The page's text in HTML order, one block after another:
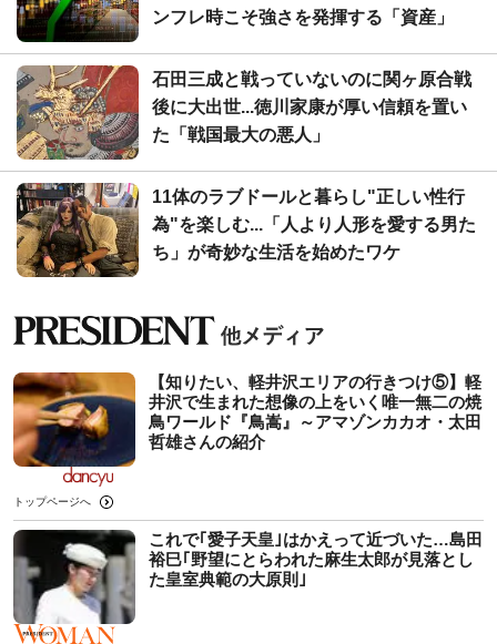
ンフレ時こそ強さを発揮する「資産」
石田三成と戦っていないのに関ヶ原合戦
後に大出世...徳川家康が厚い信頼を置い
た「戦国最大の悪人」
11体のラブドールと暮らし"正しい性行
為"を楽しむ...「人より人形を愛する男た
ち」が奇妙な生活を始めたワケ
【知りたい、軽井沢エリアの行きつけ⑤】軽
井沢で生まれた想像の上をいく唯一無二の焼
鳥ワールド『鳥嵩』～アマゾンカカオ・太田
哲雄さんの紹介
トップページへ
これで｢愛子天皇｣はかえって近づいた…島田
裕巳｢野望にとらわれた麻生太郎が見落とし
た皇室典範の大原則｣